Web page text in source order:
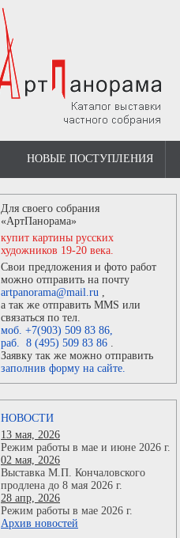
НОВЫЕ ПОСТУПЛЕНИЯ
Для своего собрания
«АртПанорама»
купит картины русских
художников 19-20 века.
Свои предложения и фото работ
можно отправить на почту
artpanorama@mail.ru ,
а так же отправить MMS или
связаться по тел.
моб. +7(903) 509 83 86,
раб. 8 (495) 509 83 86 .
Заявку так же можно отправить
заполнив форму на сайте.
НОВОСТИ
13 мая, 2026
Режим работы в мае и июне 2026 г.
02 мая, 2026
Выставка М.П. Кончаловского
продлена до 8 мая 2026 г.
28 апр, 2026
Режим работы в мае 2026 г.
Архив новостей